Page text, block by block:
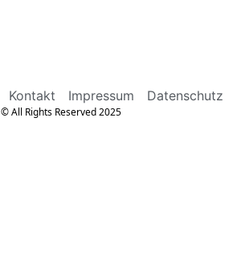
Kontakt Impressum Datenschutz
© All Rights Reserved 2025